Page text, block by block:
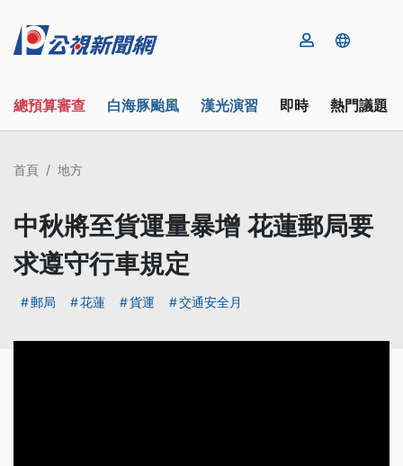
總預算審查 白海豚颱風 漢光演習 即時 熱門議題
首頁 地方
中秋將至貨運量暴增 花蓮郵局要
求遵守行車規定
郵局 花蓮 貨運 交通安全月